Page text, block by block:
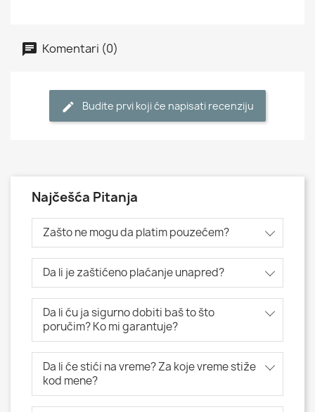
Komentari (0)
Budite prvi koji će napisati recenziju
Najčešća Pitanja
Zašto ne mogu da platim pouzećem?
Da li je zaštićeno plaćanje unapred?
Da li ću ja sigurno dobiti baš to što
poručim? Ko mi garantuje?
Da li će stići na vreme? Za koje vreme stiže
kod mene?